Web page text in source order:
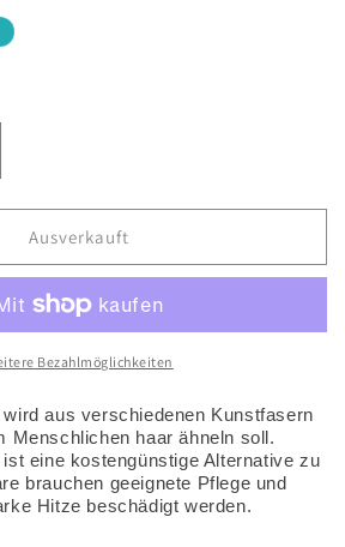
Ausverkauft
Bezahlmöglichkeiten
aus verschiedenen Kunstfasern
Menschlichen haar ähneln soll.
eine kostengünstige Alternative zu
brauchen geeignete Pflege und
Hitze beschädigt werden.